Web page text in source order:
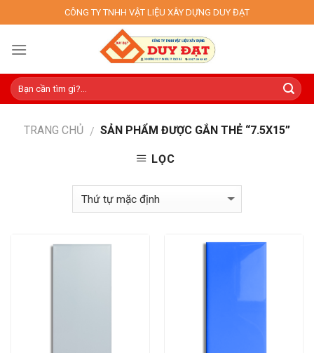
to
content
CÔNG TY TNHH VẬT LIỆU XÂY DỰNG DUY ĐẠT
TRANG CHỦ / SẢN PHẨM ĐƯỢC GẮN THẺ “7.5X15”
LỌC